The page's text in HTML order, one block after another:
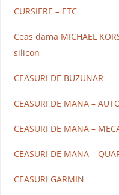
CURSIERE – ETC
Ceas dama MICHAEL
silicon
CEASURI DE BUZUNAR
CEASURI DE MANA –
CEASURI DE MANA –
CEASURI DE MANA –
CEASURI GARMIN